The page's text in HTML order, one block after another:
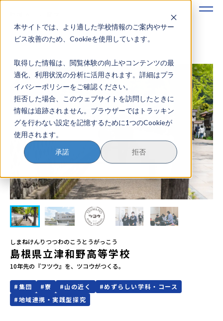
本サイトでは、より適した学校情報のご案内やサー
ビス改善のため、Cookieを使用しています。
取得した情報は、閲覧体験の向上やコンテンツの最
適化、利用状況の分析に活用されます。詳細はプラ
イバシーポリシーをご確認ください。
拒否した場合、このウェブサイトを訪問したときに
情報は追跡されません。ブラウザーではトラッキン
グを行わない設定を記憶するために1つのCookieが
使用されます。
承諾 拒否
地域みらい留学のすすめかた
地域みらい留学とは
学校を探す
イベントを探す
おためし地域留学
マガジン
奨学金について
？ イベント参加方法
会員登録 MYページログイン
しまねけんりつつわのこうとうがっこう
島根県立津和野高等学校
10年先の『フツウ』を、ツコウがつくる。
#集団 #寮 #山の近く #めずらしい学科・コース
#地域連携・実践型探究